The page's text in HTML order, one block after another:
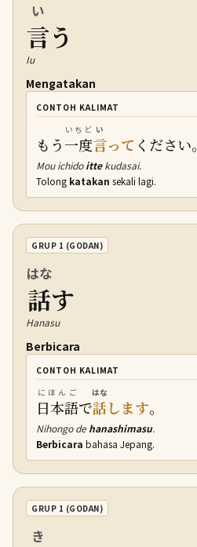
言
い
う
Iu
Mengatakan
CONTOH KALIMAT
もう一度
いちど
言
い
って ください。
Mou ichidoittekudasai.
Tolong katakan sekali lagi.
GRUP 1 (GODAN)
話
はな
す
Hanasu
Berbicara
CONTOH KALIMAT
日本語
にほんご
で話
はな
します。
Nihongo dehanashimasu.
Berbicara bahasa Jepang.
GRUP 1 (GODAN)
き